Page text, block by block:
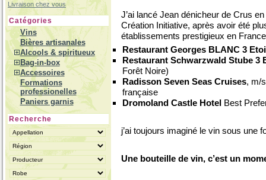
Livraison chez vous
Catégories
Vins
Bières artisanales
Alcools & spiritueux
Bag-in-box
Accessoires
Formations
professionelles
Paniers garnis
Recherche
J’ai lancé Jean dénicheur de Crus
Création Initiative, après avoir été
établissements prestigieux en
Restaurant Georges BLANC 3
Restaurant Schwarzwald Stube 3
Forêt Noire)
Radisson Seven Seas Cruises, m/
française
Dromoland Castle Hotel Best
j’ai toujours imaginé le vin sous une
Une bouteille de vin, c’est un